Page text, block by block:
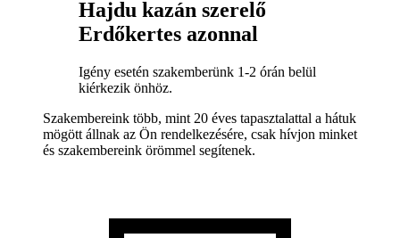
Hajdu kazán szerelő
Erdőkertes azonnal
Igény esetén szakemberünk 1-2 órán belül
kiérkezik önhöz.
Szakembereink több, mint 20 éves tapasztalattal a hátuk
mögött állnak az Ön rendelkezésére, csak hívjon minket
és szakembereink örömmel segítenek.